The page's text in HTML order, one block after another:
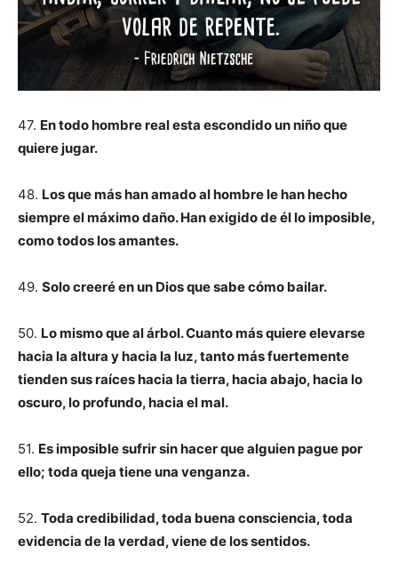
47. En todo hombre real esta escondido un niño que
quiere jugar.
48. Los que más han amado al hombre le han hecho
siempre el máximo daño. Han exigido de él lo imposible,
como todos los amantes.
49. Solo creeré en un Dios que sabe cómo bailar.
50. Lo mismo que al árbol. Cuanto más quiere elevarse
hacia la altura y hacia la luz, tanto más fuertemente
tienden sus raíces hacia la tierra, hacia abajo, hacia lo
oscuro, lo profundo, hacia el mal.
51. Es imposible sufrir sin hacer que alguien pague por
ello; toda queja tiene una venganza.
52. Toda credibilidad, toda buena consciencia, toda
evidencia de la verdad, viene de los sentidos.